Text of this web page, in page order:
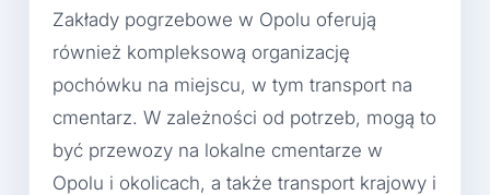
Zakłady pogrzebowe w Opolu oferują
również kompleksową organizację
pochówku na miejscu, w tym transport na
cmentarz. W zależności od potrzeb, mogą to
być przewozy na lokalne cmentarze w
Opolu i okolicach, a także transport krajowy i